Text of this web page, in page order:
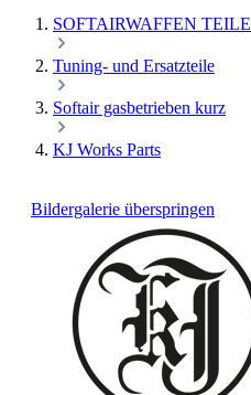
SOFTAIRWAFFEN TEILE
Tuning- und Ersatzteile
Softair gasbetrieben kurz
KJ Works Parts
Bildergalerie überspringen